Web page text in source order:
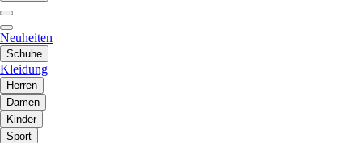
Neuheiten
Schuhe
Kleidung
Herren
Damen
Kinder
Sport